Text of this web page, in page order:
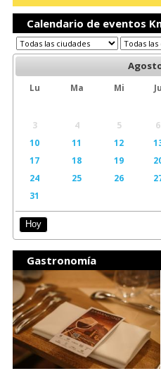
Calendario de eventos
Lu Ma Mi Ju
3
4 5 6
10
11 12
17
18 19
24
25 26
31
Hoy
Gastronomía